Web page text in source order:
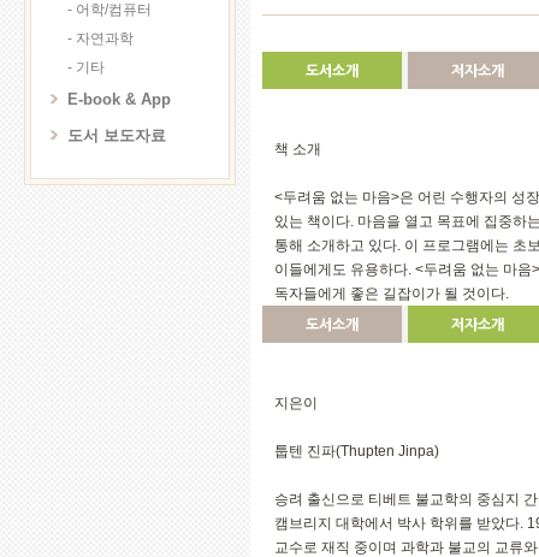
- 어학/컴퓨터
- 자연과학
- 기타
E-book & App
도서 보도자료
도서소개 저자소개
책 소개
<두려움 없는 마음>은 어린 수행자의 성
있는 책이다. 마음을 열고 목표에 집중하
통해 소개하고 있다. 이 프로그램에는 초
이들에게도 유용하다. <두려움 없는 마
독자들에게 좋은 길잡이가 될 것이다.
도서소개 저자소개
지은이
툽텐 진파(Thupten Jinpa)
승려 출신으로 티베트 불교학의 중심지
캠브리지 대학에서 박사 학위를 받았다.
교수로 재직 중이며 과학과 불교의 교류